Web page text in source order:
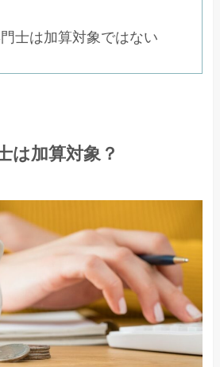
士は加算対象ではない
は加算対象？